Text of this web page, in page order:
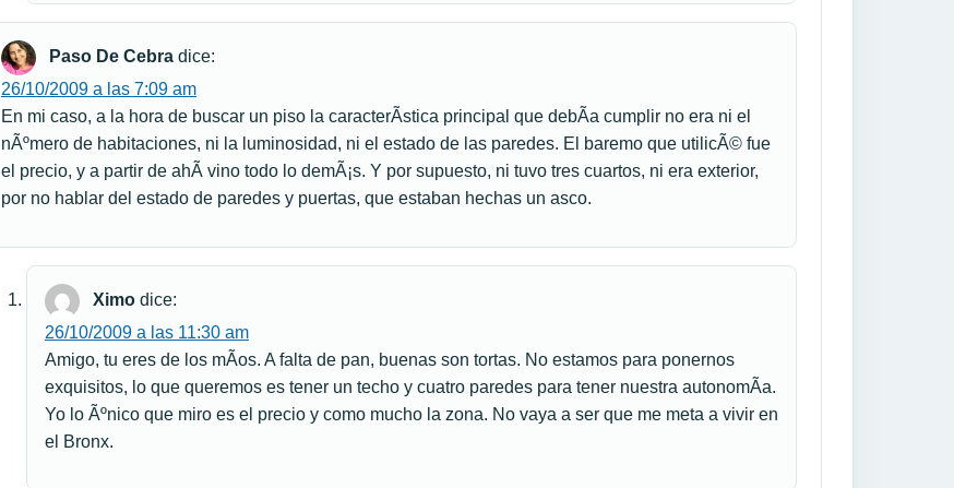
Paso De Cebra dice:
26/10/2009 a las 7:09 am
En mi caso, a la hora de buscar un piso la caracterÃ­stica principal que debÃ­a cumplir no era ni el
nÃºmero de habitaciones, ni la luminosidad, ni el estado de las paredes. El baremo que utilicÃ© fue
el precio, y a partir de ahÃ­ vino todo lo demÃ¡s. Y por supuesto, ni tuvo tres cuartos, ni era exterior,
por no hablar del estado de paredes y puertas, que estaban hechas un asco.
Ximo dice:
26/10/2009 a las 11:30 am
Amigo, tu eres de los mÃ­os. A falta de pan, buenas son tortas. No estamos para ponernos
exquisitos, lo que queremos es tener un techo y cuatro paredes para tener nuestra autonomÃ­a.
Yo lo Ãºnico que miro es el precio y como mucho la zona. No vaya a ser que me meta a vivir en
el Bronx.